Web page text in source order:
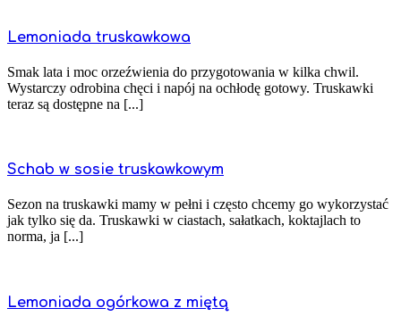
Lemoniada truskawkowa
Smak lata i moc orzeźwienia do przygotowania w kilka chwil.
Wystarczy odrobina chęci i napój na ochłodę gotowy. Truskawki
teraz są dostępne na [...]
Schab w sosie truskawkowym
Sezon na truskawki mamy w pełni i często chcemy go wykorzystać
jak tylko się da. Truskawki w ciastach, sałatkach, koktajlach to
norma, ja [...]
Lemoniada ogórkowa z miętą